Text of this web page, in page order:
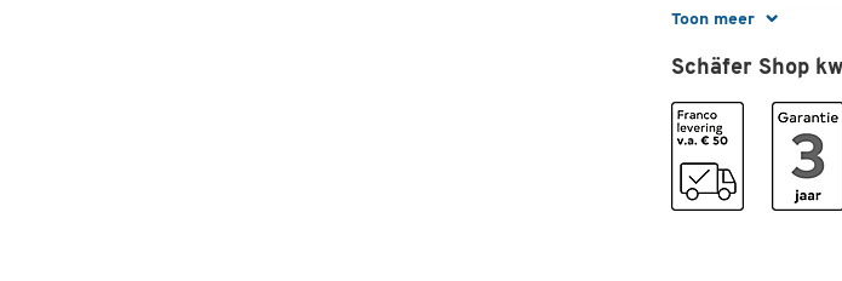
Toon meer
Kleur
Schäfer Shop